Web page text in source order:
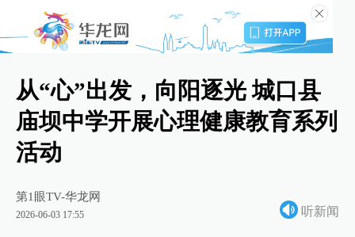
从“心”出发，向阳逐光 城口县
庙坝中学开展心理健康教育系列
活动
第1眼TV-华龙网
2026-06-03 17:55 听新闻